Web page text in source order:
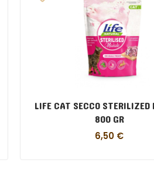
LIFE CAT SECCO
800 GR
6,50 €